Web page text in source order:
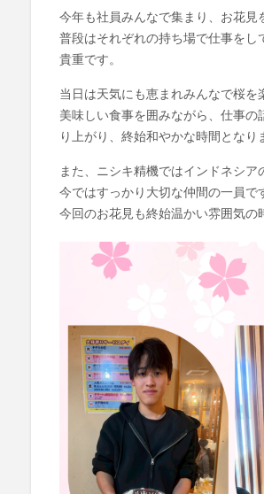
今年も社員みんなで集まり、お花見
普段はそれぞれの持ち場で仕事をし
貴重です。
当日は天気にも恵まれみんなで桜を
美味しい食事を囲みながら、仕事
り上がり、終始和やかな時間となり
また、ニシキ精機ではインドネシア
今ではすっかり大切な仲間の一員で
今回のお花見も終始温かい雰囲気の